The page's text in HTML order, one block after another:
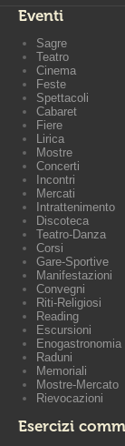
Eventi
Sagre
Teatro
Cinema
Feste
Spettacoli
Cabaret
Fiere
Lirica
Mostre
Concerti
Incontri
Mercati
Intrattenimento
Discoteca
Teatro-Danza
Corsi
Gare-Sportive
Manifestazioni
Convegni
Riti-Religiosi
Reading
Escursioni
Enogastronomia
Raduni
Memoriali
Mostre-Mercato
Rievocazioni
Esercizi